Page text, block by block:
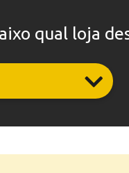
qual loja